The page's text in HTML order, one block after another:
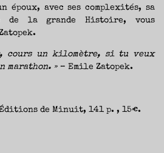
époux, avec ses complexités, sa
la grande Histoire, vous
cours un kilomètre, si tu veux
marathon. » – Emile Zatopek.
Éditions de Minuit, 141 p. , 15€.